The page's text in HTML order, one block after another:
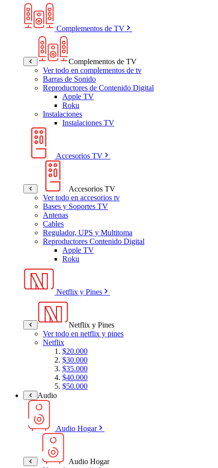
Complementos de TV
Complementos de TV
Ver todo en complementos de tv
Barras de Sonido
Reproductores de Contenido Digital
Apple TV
Roku
Instalaciones
Instalaciones TV
Accesorios TV
Accesorios TV
Ver todo en accesorios tv
Bases y Soportes TV
Antenas
Cables
Regulador, UPS y Multitoma
Reproductores Contenido Digital
Apple TV
Roku
Netflix y Pines
Netflix y Pines
Ver todo en netflix y pines
Netflix
$20.000
$30.000
$35.000
$40.000
$50.000
Audio
Audio Hogar
Audio Hogar